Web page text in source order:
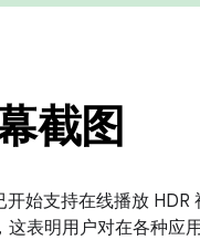
截图
始支持在线播放
表明用户对在各种应